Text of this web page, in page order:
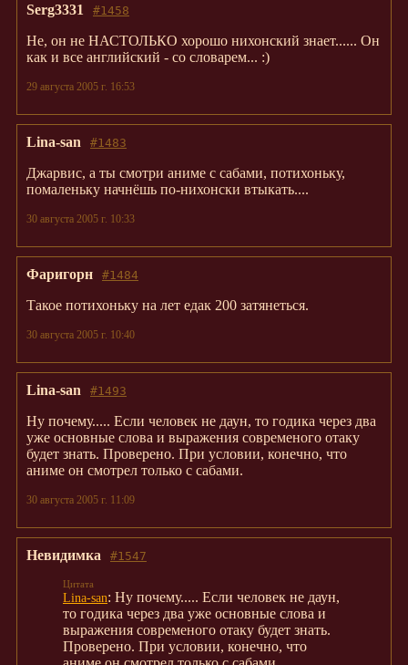
#1458
Serg3331
Не, он не НАСТОЛЬКО хорошо нихонский знает...... Он
как и все английский - со словарем... :)
29 августа 2005 г. 16:53
#1483
Lina-san
Джарвис, а ты смотри аниме с сабами, потихоньку,
помаленьку начнёшь по-нихонски втыкать....
30 августа 2005 г. 10:33
#1484
Фаригорн
Такое потихоньку на лет едак 200 затянеться.
30 августа 2005 г. 10:40
#1493
Lina-san
Ну почему..... Если человек не даун, то годика через два
уже основные слова и выражения современого отаку
будет знать. Проверено. При условии, конечно, что
аниме он смотрел только с сабами.
30 августа 2005 г. 11:09
#1547
Невидимка
Lina-san: Ну почему..... Если человек не даун,
то годика через два уже основные слова и
выражения современого отаку будет знать.
Проверено. При условии, конечно, что